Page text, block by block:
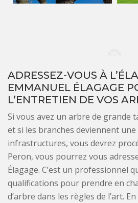
ADRESSEZ-VOUS À
EMMANUEL ÉLAGAGE
L’ENTRETIEN DE VOS
Si vous avez un arbre de grande
et si les branches deviennent
infrastructures, vous devrez
Peron, vous pourrez vous
Élagage. C’est un professionnel
qualifications pour prendre en
d’arbre dans les règles de l’art.